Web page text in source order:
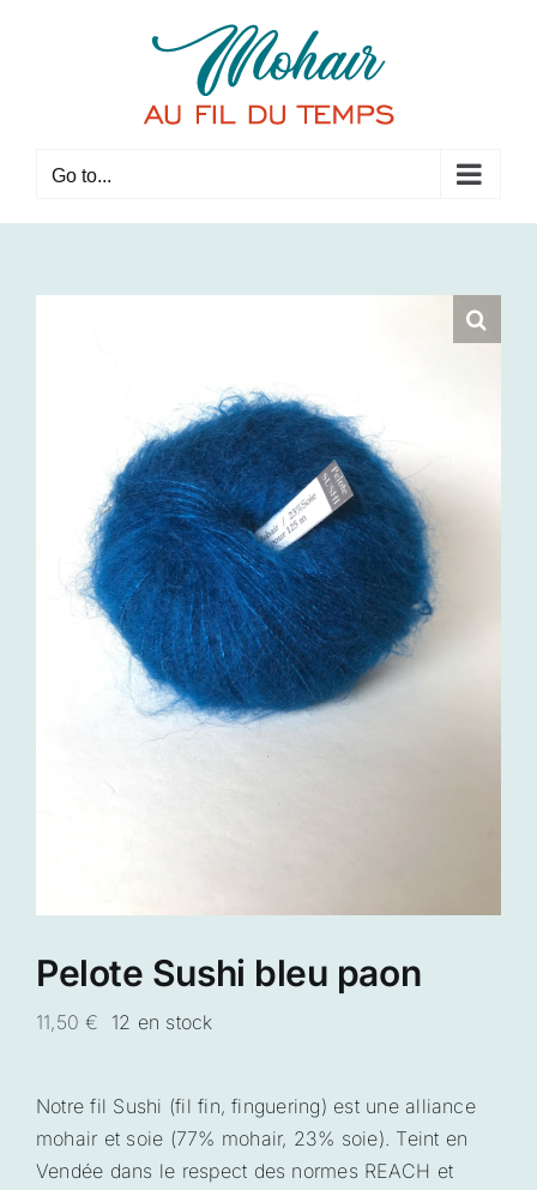
Go to...
Pelote Sushi bleu paon
11,50€ 12 en stock
Notre fil Sushi (fil fin, finguering) est une alliance
mohair et soie (77% mohair, 23% soie). Teint en
Vendée dans le respect des normes REACH et